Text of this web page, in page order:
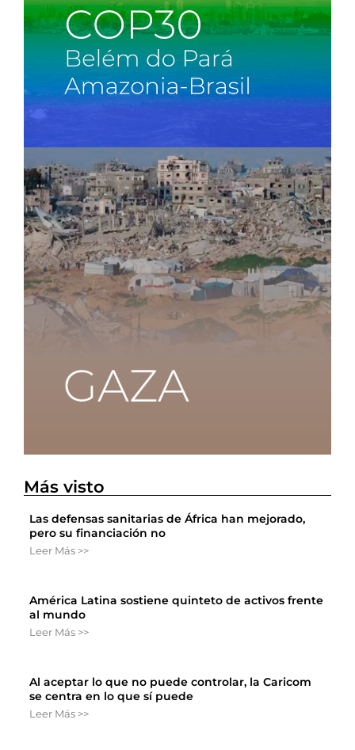
Más visto
Las defensas sanitarias de África han mejorado,
pero su financiación no
Leer Más >>
América Latina sostiene quinteto de activos frente
al mundo
Leer Más >>
Al aceptar lo que no puede controlar, la Caricom
se centra en lo que sí puede
Leer Más >>